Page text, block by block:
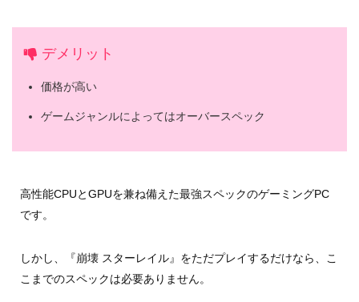
デメリット
価格が高い
ゲームジャンルによってはオーバースペック
高性能CPUとGPUを兼ね備えた最強スペックのゲーミングPC
です。
しかし、『崩壊 スターレイル』をただプレイするだけなら、こ
こまでのスペックは必要ありません。